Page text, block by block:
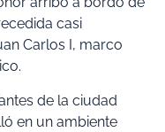
casi
Carlos I, marco
de la ciudad
en un ambiente